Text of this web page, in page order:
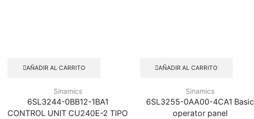
AÑADIR AL CARRITO
Sinamics
6SL3244-0BB12-1BA1
CONTROL UNIT CU240E-2 TIPO
AÑADIR AL CARRITO
Sinamics
6SL3255-0AA00-4CA1 Basic
operator panel